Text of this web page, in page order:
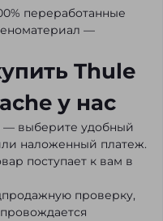
переработанные
—
Thule
у нас
— выберите удобный
наложенный платеж.
поступает к вам в
проверку,